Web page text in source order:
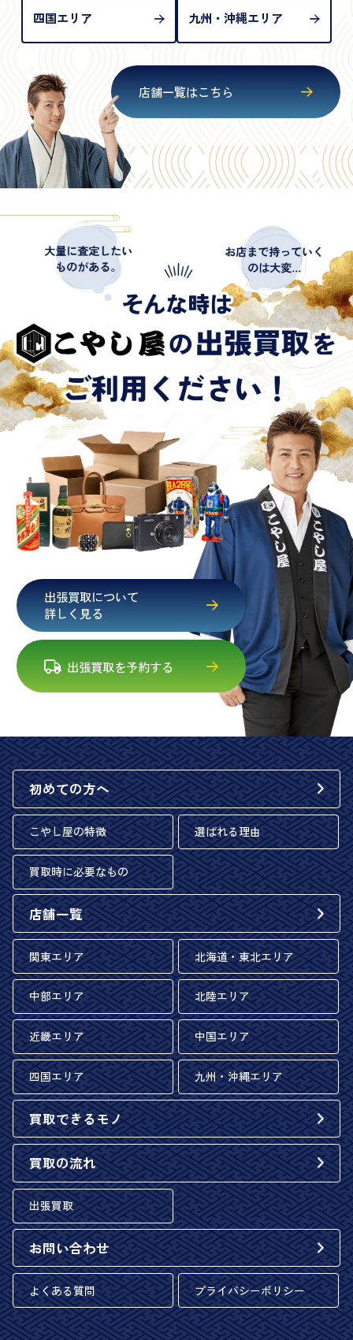
四国エリア 九州・沖縄エリア
店舗一覧はこちら
出張買取について
詳しく見る
出張買取を予約する
初めての方へ
こやし屋の特徴 選ばれる理由
買取時に必要なもの
店舗一覧
関東エリア 北海道・東北エリア
中部エリア 北陸エリア
近畿エリア 中国エリア
四国エリア 九州・沖縄エリア
買取できるモノ
買取の流れ
出張買取
お問い合わせ
よくある質問 プライバシーポリシー